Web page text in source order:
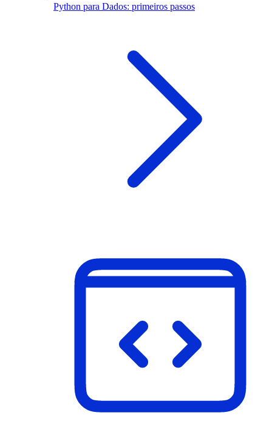
Python para Dados: primeiros passos